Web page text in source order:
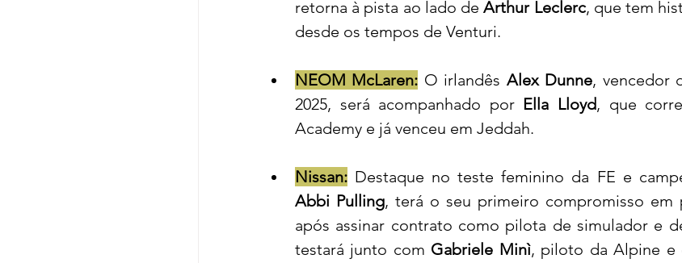
retorna à pista ao lado de Arthur Leclerc, que tem
desde os tempos de Venturi.
NEOM McLaren: O irlandês Alex Dunne, vencedor
2025, será acompanhado por Ella Lloyd, que
Academy e já venceu em Jeddah.
Nissan:
Abbi Pulling, terá o seu primeiro compromisso em
após assinar contrato como pilota de simulador e
testará junto com Gabriele Minì, piloto da Alpine e